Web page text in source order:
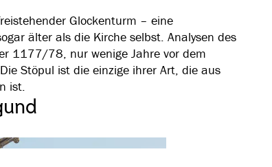
Glockenturm – eine
älter als die Kirche selbst. Analysen des
1177/78, nur wenige Jahre vor dem
Stöpul ist die einzige ihrer Art, die aus
ist.